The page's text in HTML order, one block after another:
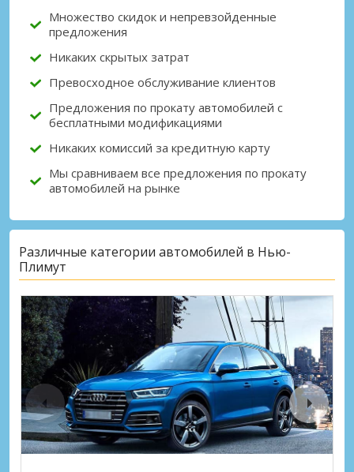
Множество скидок и непревзойденные
предложения
Никаких скрытых затрат
Превосходное обслуживание клиентов
Предложения по прокату автомобилей с
бесплатными модификациями
Никаких комиссий за кредитную карту
Мы сравниваем все предложения по прокату
автомобилей на рынке
Различные категории автомобилей в Нью-
Плимут